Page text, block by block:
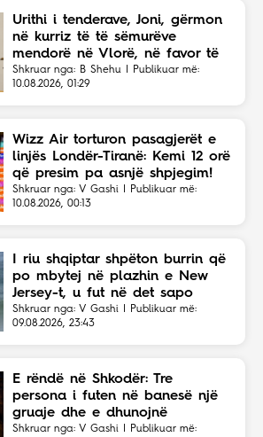
Urithi i tenderave, Joni, gërmon
në kurriz të të sëmurëve
mendorë në Vlorë, në favor të
Eriola Likajt të “Clean Fast”.
Shkruar nga: B Shehu | Publikuar më:
10.08.2026, 01:29
Wizz Air torturon pasagjerët e
linjës Londër-Tiranë: Kemi 12 orë
që presim pa asnjë shpjegim!
Shkruar nga: V Gashi | Publikuar më:
10.08.2026, 00:13
I riu shqiptar shpëton burrin që
po mbytej në plazhin e New
Jersey-t, u fut në det sapo
dëgjoi thirrjet për ndihmë
Shkruar nga: V Gashi | Publikuar më:
09.08.2026, 23:43
E rëndë në Shkodër: Tre
persona i futen në banesë një
gruaje dhe e dhunojnë
Shkruar nga: V Gashi | Publikuar më: